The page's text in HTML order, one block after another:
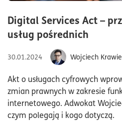
Digital Services Act –
usług pośrednich
30.01.2024
Wojciech
Akt o usługach cyfrowych
zmian prawnych w zakresie
internetowego. Adwokat
czym polegają i kogo dotyczą.